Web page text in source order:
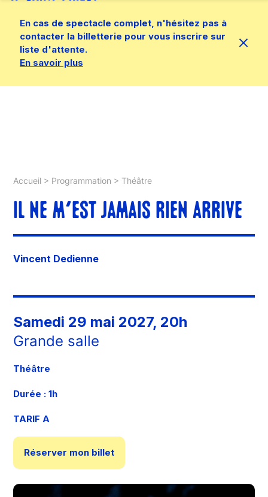
En cas de spectacle complet, n'hésitez pas à
contacter la billetterie pour vous inscrire sur
liste d'attente.
En savoir plus
Accueil > Programmation >Théâtre
IL NE M’EST JAMAIS RIEN ARRIVE
Vincent Dedienne
Samedi 29 mai 2027, 20h
Grande salle
Théâtre
Durée : 1h
TARIF A
Réserver mon billet